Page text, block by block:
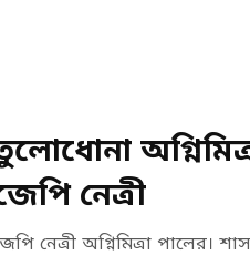
নেত্রী
নেত্রী অগ্নিমিত্রা পালের।